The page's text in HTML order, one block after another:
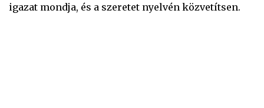
igazat mondja, és a szeretet nyelvén közvetítsen.